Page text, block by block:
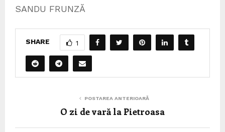
SANDU FRUNZĂ
SHARE 1
POSTAREA ANTERIOARĂ
O zi de vară la Pietroasa